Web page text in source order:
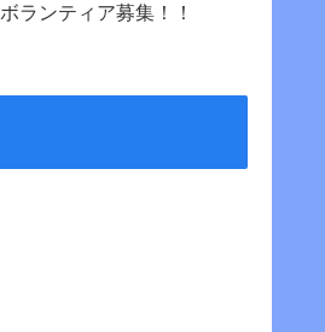
ボランティア募集！！